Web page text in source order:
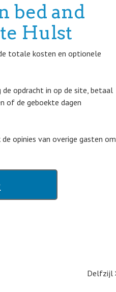
bed and
Hulst
totale kosten en optionele
opdracht in op de site, betaal
of de geboekte dagen
opinies van overige gasten om
Delfzijl